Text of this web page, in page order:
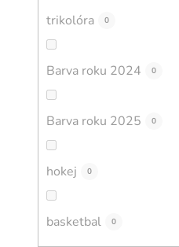
trikolóra 0
Barva roku 2024 0
Barva roku 2025 0
hokej 0
basketbal 0